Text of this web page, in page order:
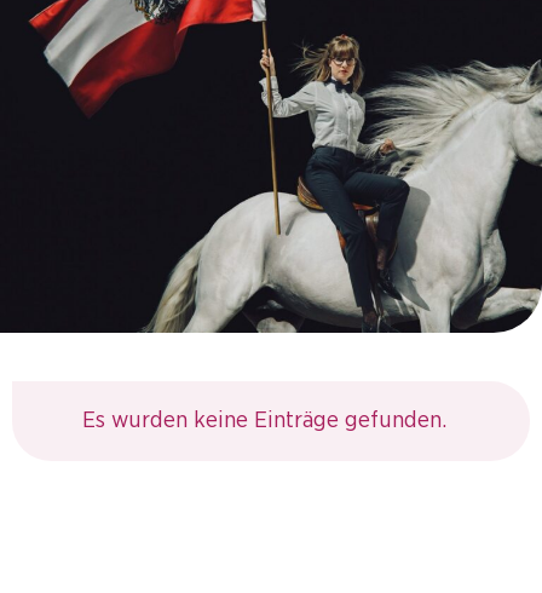
Es wurden keine Einträge gefunden.